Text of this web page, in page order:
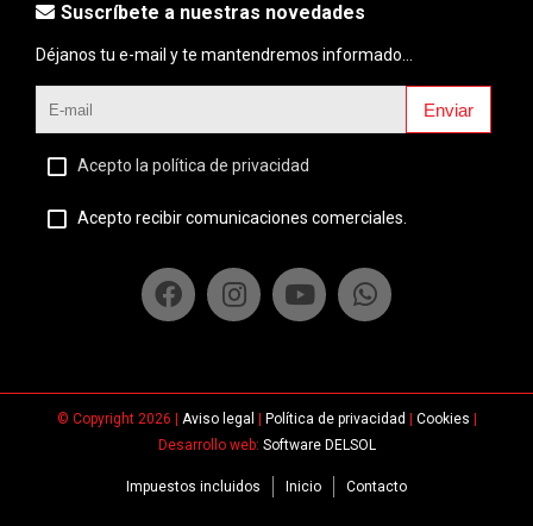
Suscríbete a nuestras novedades
Déjanos tu e-mail y te mantendremos informado...
Enviar
Acepto la política de privacidad
Acepto recibir comunicaciones comerciales.
© Copyright 2026 | Aviso legal Política de privacidad Cookies
Desarrollo web: Software DELSOL
Impuestos incluidos Inicio Contacto